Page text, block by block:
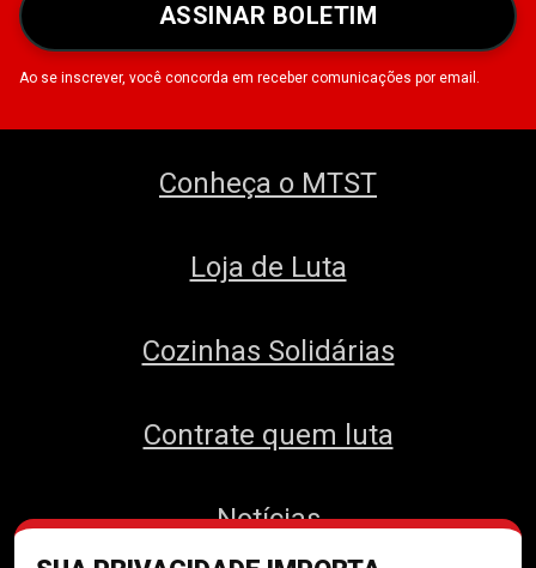
ASSINAR BOLETIM
Ao se inscrever, você concorda em receber comunicações por email.
Conheça o MTST
Loja de Luta
Cozinhas Solidárias
Contrate quem luta
Notícias